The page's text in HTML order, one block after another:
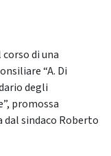
di una
“A. Di
degli
promossa
sindaco Roberto